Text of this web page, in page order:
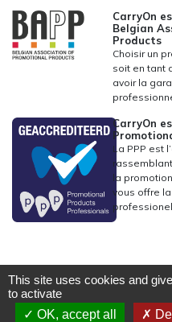
CarryOn
Belgian
Products
Choisir un
soit en tant
avoir la
CarryOn
La PPP est
la
vous offre
This site uses cookies and
to activate
OK, accept all